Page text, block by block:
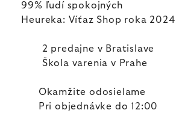
99% ľudí spokojných
Heureka: Víťaz Shop roka 2024
2 predajne v Bratislave
Škola varenia v Prahe
Okamžite odosielame
Pri objednávke do 12:00